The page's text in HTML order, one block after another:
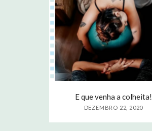
E que venha a colheita!
DEZEMBRO 22, 2020